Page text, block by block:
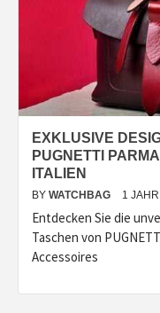
EXKLUSIVE
PUGNETTI
ITALIEN
BY WATCHBAG 1
Entdecken Sie die
Taschen von
Accessoires